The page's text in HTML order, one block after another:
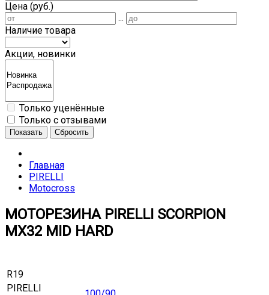
Цена (руб.)
...
Наличие товара
Акции, новинки
Только уценённые
Только с отзывами
Показать Сбросить
Главная
PIRELLI
Motocross
МОТОРЕЗИНА PIRELLI SCORPION
MX32 MID HARD
R19
PIRELLI